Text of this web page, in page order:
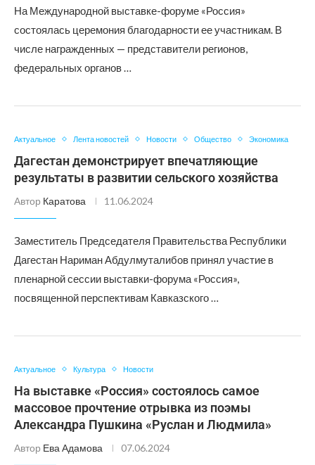
На Международной выставке-форуме «Россия»
состоялась церемония благодарности ее участникам. В
числе награжденных — представители регионов,
федеральных органов …
Актуальное Лента новостей Новости Общество Экономика
Дагестан демонстрирует впечатляющие
результаты в развитии сельского хозяйства
Автор Каратова 11.06.2024
Заместитель Председателя Правительства Республики
Дагестан Нариман Абдулмуталибов принял участие в
пленарной сессии выставки-форума «Россия»,
посвященной перспективам Кавказского …
Актуальное Культура Новости
На выставке «Россия» состоялось самое
массовое прочтение отрывка из поэмы
Александра Пушкина «Руслан и Людмила»
Автор Ева Адамова 07.06.2024